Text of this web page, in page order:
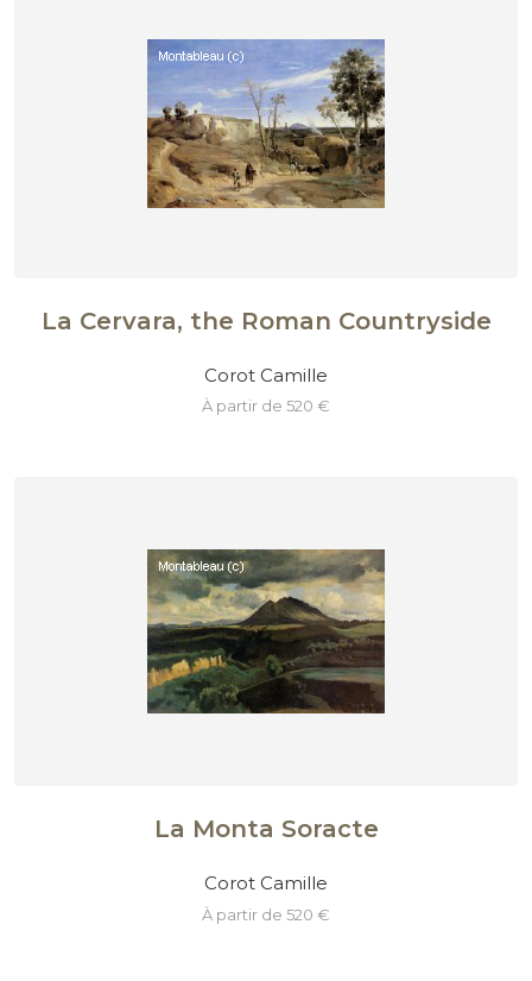
La Cervara, the Roman Countryside
Corot Camille
à partir de 520 €
La Monta Soracte
Corot Camille
à partir de 520 €